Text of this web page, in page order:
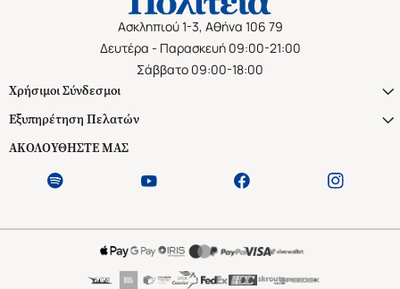
Ασκληπιού 1-3, Αθήνα 106 79
Δευτέρα - Παρασκευή 09:00-21:00
Σάββατο 09:00-18:00
Χρήσιμοι Σύνδεσμοι
Εξυπηρέτηση Πελατών
ΑΚΟΛΟΥΘΗΣΤΕ ΜΑΣ